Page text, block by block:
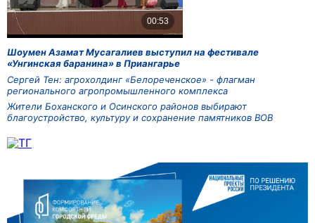
Шоумен Азамат Мусагалиев выступил на фестивале
«Унгинская баранина» в Приангарье
Сергей Тен: агрохолдинг «Белореченское» - флагман
регионального агропромышленного комплекса
Жители Боханского и Осинского районов выбирают
благоустройство, культуру и сохранение памятников ВОВ